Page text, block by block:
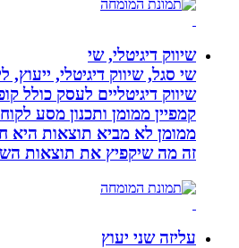
שיווק דיגיטלי, שי
שי סגל, שיווק דיגיטלי, ייעוץ, ליווי
שיווק דיגיטליים לעסק כולל
קמפיין ממומן ותכנון מסע לקוח.
ממומן לא מביא תוצאות היא חוסר
זה מה שיקפיץ את תוצאות
עליזה שני יעוץ